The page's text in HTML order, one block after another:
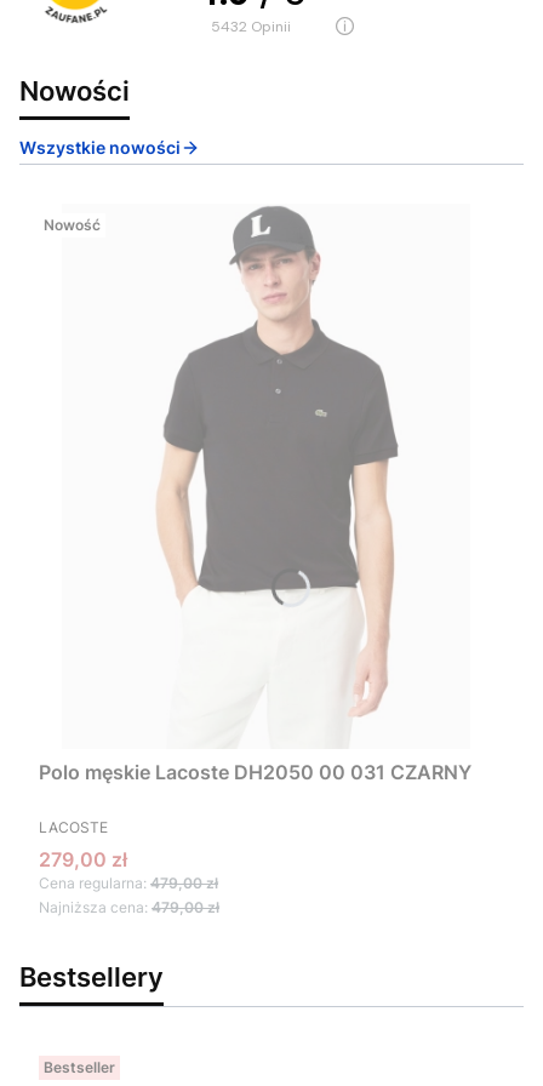
5432 opinii
Nowości
Wszystkie nowości
Nowość
Polo męskie Lacoste DH2050 00 031 CZARNY
PRODUCENT
LACOSTE
Cena promocyjna
279,00 zł
Cena regularna: 479,00 zł
Najniższa cena: 479,00 zł
Bestsellery
Bestseller